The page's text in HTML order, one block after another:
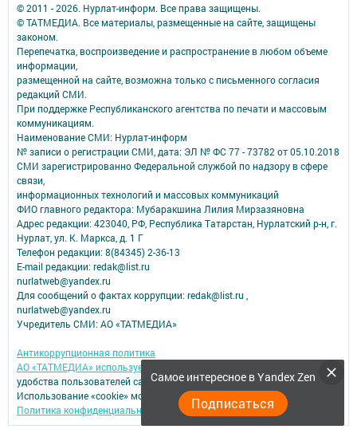
Самое интересное в Yandex Zen
Подписаться
© 2011 - 2026. Нурлат-⁠информ. Все права защищены.
© ТАТМЕДИА. Все материалы, размещенные на сайте, защищены
законом.
Перепечатка, воспроизведение и распространение в любом объеме
информации,
размещенной на сайте, возможна только с письменного согласия
редакций СМИ.
При поддержке Республиканского агентства по печати и массовым
коммуникациям.
Наименование СМИ: Нурлат-⁠информ
№ записи о регистрации СМИ, дата: ЭЛ № ФС 77 -⁠ 73782 от 05.10.2018
СМИ зарегистрированно Федеральной службой по надзору в сфере
связи,
информационных технологий и массовых коммуникаций
ФИО главного редактора: Мубаракшина Лилия Мирзазяновна
Адрес редакции: 423040, РФ, Республика Татарстан, Нурлатский р-н, г.
Нурлат, ул. К. Маркса, д. 1 Г
Телефон редакции: 8(84345) 2-36-13
E-mail редакции: redak@list.ru
nurlatweb@yandex.ru
Для сообщений о фактах коррупции: redak@list.ru ,
nurlatweb@yandex.ru
Учредитель СМИ: АО «ТАТМЕДИА»
Антикоррупционная политика
АО «ТАТМЕДИА» использует «cookie»
для персонализации сервисов и
удобства пользователей сайтом.
Использование «cookie» можно отменить в настройках браузера.
Политика конфиденциальности